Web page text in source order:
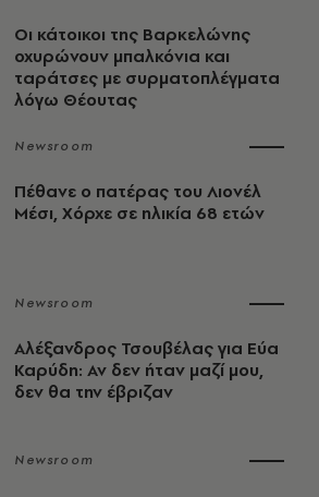
Οι κάτοικοι της Βαρκελώνης
οχυρώνουν μπαλκόνια και
ταράτσες με συρματοπλέγματα
λόγω Θέουτας
Newsroom
Πέθανε ο πατέρας του Λιονέλ
Μέσι, Χόρχε σε ηλικία 68 ετών
Newsroom
Αλέξανδρος Τσουβέλας για Εύα
Καρύδη: Αν δεν ήταν μαζί μου,
δεν θα την έβριζαν
Newsroom